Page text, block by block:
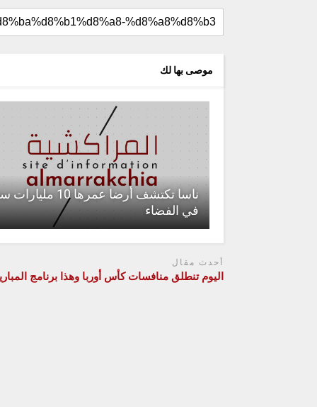
موصى بها لك
ناسا تكتشف أرضا عمرها 10
في الفضاء
أحدث مقال
اليوم تنطلق منافسات كأس أوربا وهذا برنامج